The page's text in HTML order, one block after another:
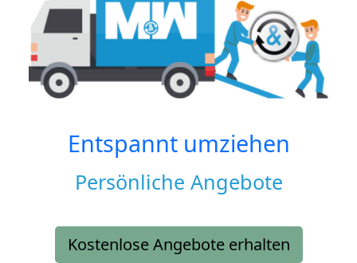
Entspannt umziehen
Persönliche Angebote
Kostenlose Angebote erhalten